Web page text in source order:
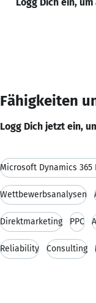
Fähigkeiten
Logg Dich jetzt ein,
Microsoft Dynamics 365
Wettbewerbsanalysen
Direktmarketing PPC
Reliability Consulting